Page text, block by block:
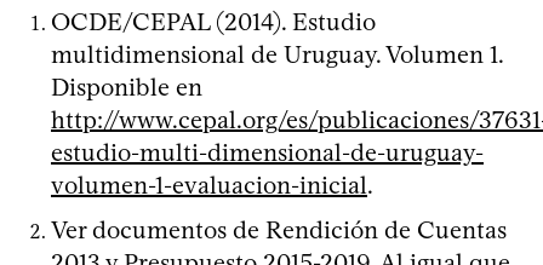
OCDE/CEPAL (2014). Estudio
multidimensional de Uruguay. Volumen 1.
Disponible en
http://www.cepal.org/es/publicaciones/
estudio-multi-dimensional-de-uruguay-
volumen-1-evaluacion-inicial.
Ver documentos de Rendición de Cuentas